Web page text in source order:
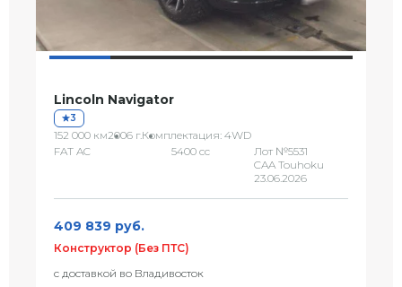
Lincoln Navigator
3
152 000 км2006 г.Комплектация: 4WD
FAT AC
5400 сс
Лот №5531
CAA Touhoku
23.06.2026
409 839 руб.
Конструктор (Без ПТС)
с доставкой во Владивосток